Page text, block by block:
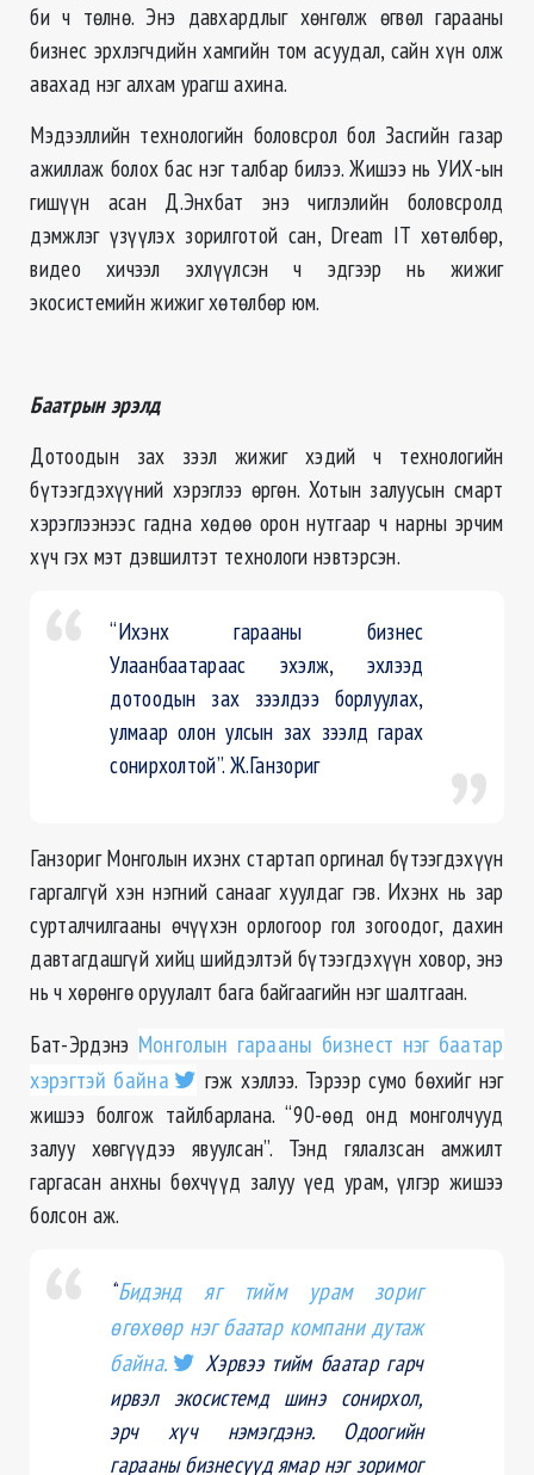
би ч төлнө. Энэ давхардлыг хөнгөлж өгвөл гарааны
бизнес эрхлэгчдийн хамгийн том асуудал, сайн хүн олж
авахад нэг алхам урагш ахина.
Мэдээллийн технологийн боловсрол бол Засгийн газар
ажиллаж болох бас нэг талбар билээ. Жишээ нь УИХ-ын
гишүүн асан Д.Энхбат энэ чиглэлийн боловсролд
дэмжлэг үзүүлэх зорилготой сан, Dream IT хөтөлбөр,
видео хичээл эхлүүлсэн ч эдгээр нь жижиг
экосистемийн жижиг хөтөлбөр юм.
Баатрын эрэлд
Дотоодын зах зээл жижиг хэдий ч технологийн
бүтээгдэхүүний хэрэглээ өргөн. Хотын залуусын смарт
хэрэглээнээс гадна хөдөө орон нутгаар ч нарны эрчим
хүч гэх мэт дэвшилтэт технологи нэвтэрсэн.
“Ихэнх гарааны бизнес
Улаанбаатараас эхэлж, эхлээд
дотоодын зах зээлдээ борлуулах,
улмаар олон улсын зах зээлд гарах
сонирхолтой”. Ж.Ганзориг
Ганзориг Монголын ихэнх стартап оргинал бүтээгдэхүүн
гаргалгүй хэн нэгний санааг хуулдаг гэв. Ихэнх нь зар
сурталчилгааны өчүүхэн орлогоор гол зогоодог, дахин
давтагдашгүй хийц шийдэлтэй бүтээгдэхүүн ховор, энэ
нь ч хөрөнгө оруулалт бага байгаагийн нэг шалтгаан.
Бат-Эрдэнэ Монголын гарааны бизнест нэг баатар
хэрэгтэй байна
гэж хэллээ. Тэрээр сумо бөхийг нэг
жишээ болгож тайлбарлана. “90-өөд онд монголчууд
залуу хөвгүүдээ явуулсан”. Тэнд гялалзсан амжилт
гаргасан анхны бөхчүүд залуу үед урам, үлгэр жишээ
болсон аж.
“Бидэнд яг тийм урам зориг
өгөхөөр нэг баатар компани дутаж
байна.
Хэрвээ тийм баатар гарч
ирвэл экосистемд шинэ сонирхол,
эрч хүч нэмэгдэнэ. Одоогийн
гарааны бизнесүүд ямар нэг зоримог